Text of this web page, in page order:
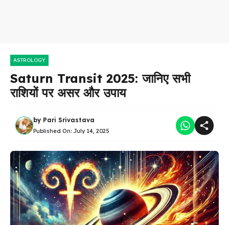
ASTROLOGY
Saturn Transit 2025: जानिए सभी
राशियों पर असर और उपाय
by Pari Srivastava
Published On: July 14, 2025